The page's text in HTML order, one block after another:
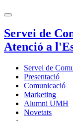
Servei de
Atenció a
Servei de
Presentació
Comunicació
Marketing
Alumni UMH
Novetats